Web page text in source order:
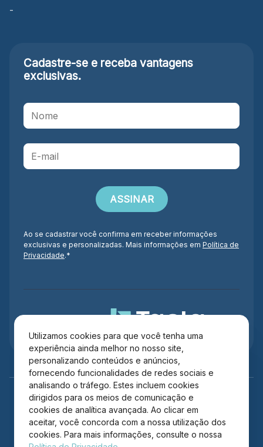
Utilizamos cookies para que você tenha uma
experiência ainda melhor no nosso site,
personalizando conteúdos e anúncios,
fornecendo funcionalidades de redes sociais e
analisando o tráfego. Estes incluem cookies
dirigidos para os meios de comunicação e
cookies de analítica avançada. Ao clicar em
aceitar, você concorda com a nossa utilização dos
cookies. Para mais informações, consulte o nossa
-
Cadastre-se e receba vantagens
exclusivas.
Ao se cadastrar você confirma em receber informações
exclusivas e personalizadas. Mais informações em Política de
Privacidade.*